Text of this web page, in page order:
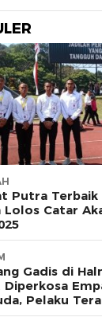
Putra Terbaik
Lolos Catar
Gadis di
Diperkosa
Pelaku
Penjara